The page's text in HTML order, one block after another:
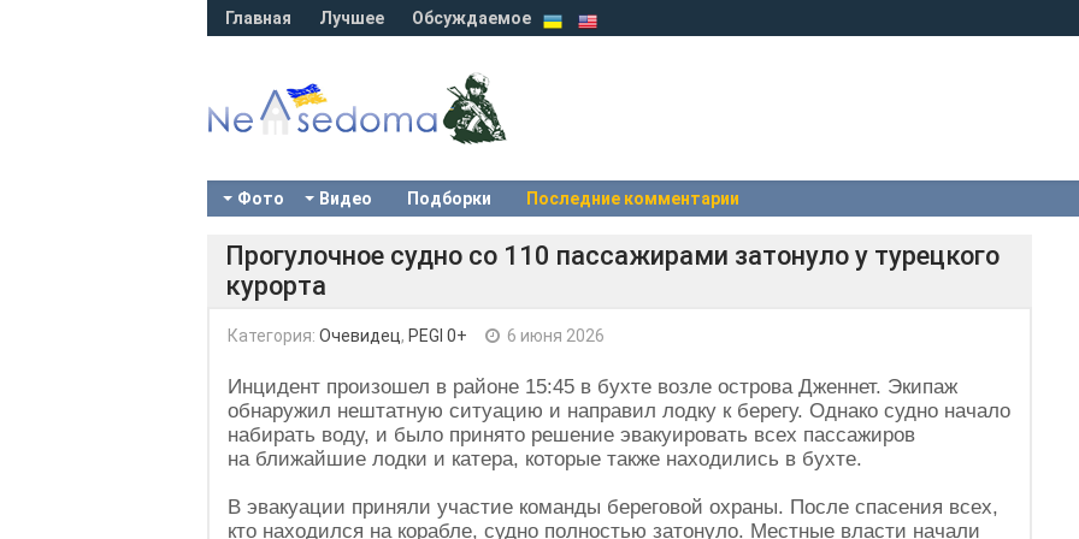
Главная Лучшее Обсуждаемое
Фото Видео Подборки Последние комментарии
Прогулочное судно со 110 пассажирами затонуло у турецкого
курорта
Категория: Очевидец, PEGI 0+ 6 июня 2026
Инцидент произошел в районе 15:45 в бухте возле острова Дженнет. Экипаж
обнаружил нештатную ситуацию и направил лодку к берегу. Однако судно начало
набирать воду, и было принято решение эвакуировать всех пассажиров
на ближайшие лодки и катера, которые также находились в бухте.
В эвакуации приняли участие команды береговой охраны. После спасения всех,
кто находился на корабле, судно полностью затонуло. Местные власти начали